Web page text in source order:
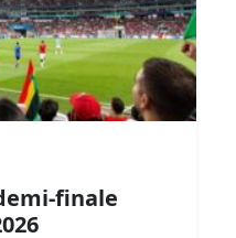
finale